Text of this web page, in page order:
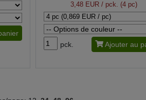
3,48 EUR / pck. (4 pc)
pck. Ajouter au